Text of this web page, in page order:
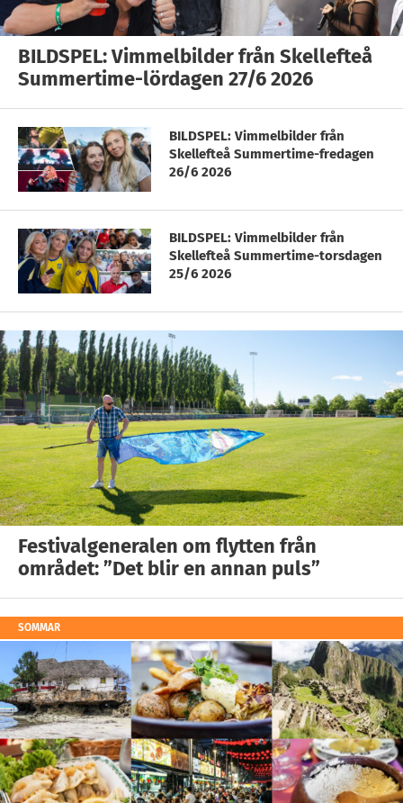
BILDSPEL: Vimmelbilder från Skellefteå
Summertime-lördagen 27/6 2026
BILDSPEL: Vimmelbilder från
Skellefteå Summertime-fredagen
26/6 2026
BILDSPEL: Vimmelbilder från
Skellefteå Summertime-torsdagen
25/6 2026
Festivalgeneralen om flytten från
området: ”Det blir en annan puls”
SOMMAR